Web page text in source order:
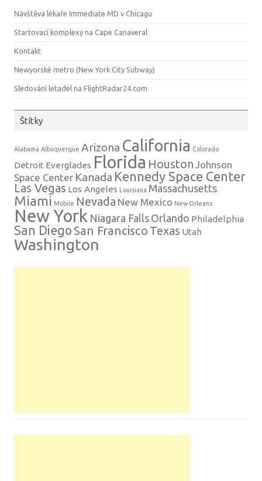
Návštěva lékaře Immediate MD v Chicagu
Startovací komplexy na Cape Canaveral
Kontakt
Newyorské metro (New York City Subway)
Sledování letadel na FlightRadar24.com
Štítky
Alabama Albuquerque Arizona California Colorado
Detroit Everglades Florida Houston Johnson
Space Center Kanada Kennedy Space Center
Las Vegas Los Angeles Louisiana Massachusetts
Miami Mobile Nevada New Mexico New Orleans
New York Niagara Falls Orlando Philadelphia
San Diego San Francisco Texas Utah
Washington